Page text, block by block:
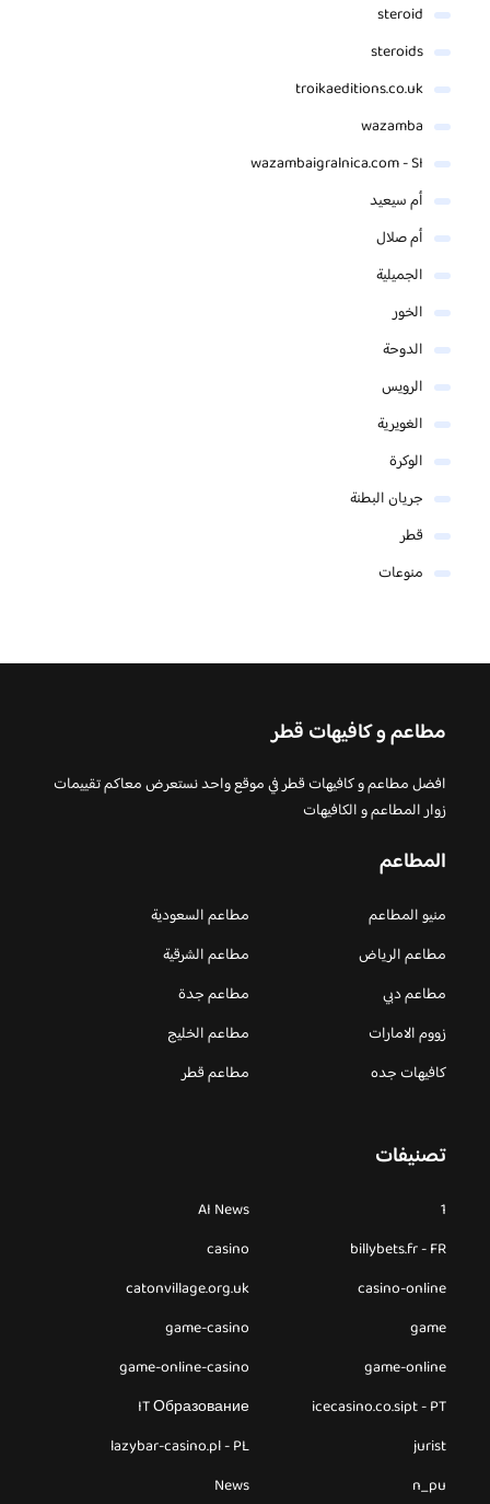
steroid
steroids
troikaeditions.co.uk
wazamba
wazambaigralnica.com - SI
أم سيعيد
أم صلال
الجميلية
الخور
الدوحة
الرويس
الغويرية
الوكرة
جريان البطنة
قطر
منوعات
مطاعم و كافيهات قطر
افضل مطاعم و كافيهات قطر في موقع واحد نستعرض معاكم تقييمات
زوار المطاعم و الكافيهات
المطاعم
منيو المطاعم
مطاعم السعودية
مطاعم الرياض
مطاعم الشرقية
مطاعم دبي
مطاعم جدة
زووم الامارات
مطاعم الخليج
كافيهات جده
مطاعم قطر
تصنيفات
1
AI News
billybets.fr - FR
casino
casino-online
catonvillage.org.uk
game
game-casino
game-online
game-online-casino
icecasino.co.sipt - PT
IT Образование
jurist
lazybar-casino.pl - PL
n_pu
News